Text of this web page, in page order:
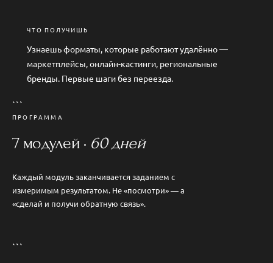
ЧТО ПОЛУЧИШЬ
Узнаешь форматы, которые работают удалённо —
маркетплейсы, онлайн-кастинги, региональные
бренды. Первые шаги без переезда.
```
ПРОГРАММА
7 модулей · 60 дней
Каждый модуль заканчивается заданием с
измеримым результатом. Не «посмотри» — а
«сделай и получи обратную связь».
```